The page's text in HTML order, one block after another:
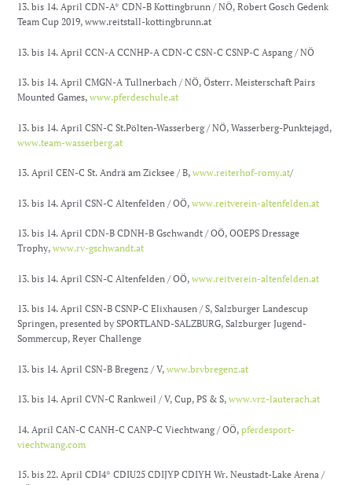
13. bis 14. April CDN-A* CDN-B Kottingbrunn / NÖ, Robert Gosch Gedenk
Team Cup 2019, www.reitstall-kottingbrunn.at
13. bis 14. April CCN-A CCNHP-A CDN-C CSN-C CSNP-C Aspang / NÖ
13. bis 14. April CMGN-A Tullnerbach / NÖ, Österr. Meisterschaft Pairs
Mounted Games,www.pferdeschule.at
13. bis 14. April CSN-C St.Pölten-Wasserberg / NÖ, Wasserberg-Punktejagd,
www.team-wasserberg.at
13. April CEN-C St. Andrä am Zicksee / B, www.reiterhof-romy.at/
13. bis 14. April CSN-C Altenfelden / OÖ,www.reitverein-altenfelden.at
13. bis 14. April CDN-B CDNH-B Gschwandt / OÖ, OOEPS Dressage
Trophy,www.rv-gschwandt.at
13. bis 14. April CSN-C Altenfelden / OÖ,www.reitverein-altenfelden.at
13. bis 14. April CSN-B CSNP-C Elixhausen / S, Salzburger Landescup
Springen, presented by SPORTLAND-SALZBURG, Salzburger Jugend-
Sommercup, Reyer Challenge
13. bis 14. April CSN-B Bregenz / V,www.brvbregenz.at
13. bis 14. April CVN-C Rankweil / V, Cup, PS & S,www.vrz-lauterach.at
14. April CAN-C CANH-C CANP-C Viechtwang / OÖ,pferdesport-
viechtwang.com
15. bis 22. April CDI4* CDIU25 CDIJYP CDIYH Wr. Neustadt-Lake Arena /